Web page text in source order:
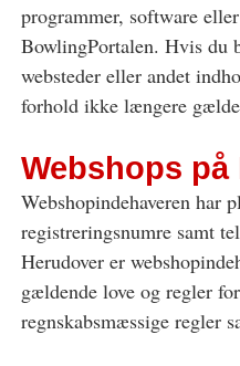
programmer, software
BowlingPortalen. Hvis du
websteder eller andet
forhold ikke længere
Webshops
Webshopindehaveren har
registreringsnumre samt
Herudover er
gældende love og regler
regnskabsmæssige regler